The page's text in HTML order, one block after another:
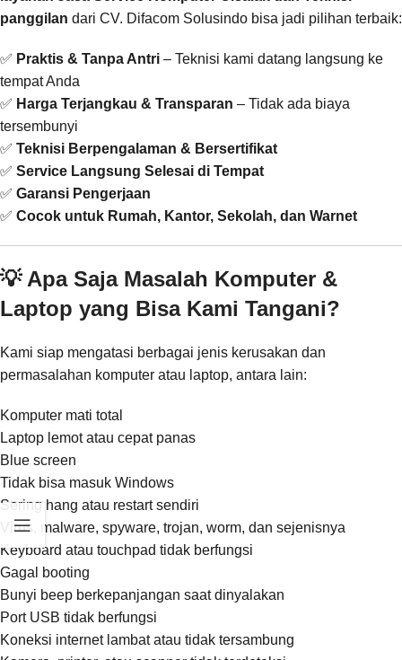
panggilan dari CV. Difacom Solusindo bisa jadi pilihan terbaik:
✅ Praktis & Tanpa Antri – Teknisi kami datang langsung ke
tempat Anda
✅ Harga Terjangkau & Transparan – Tidak ada biaya
tersembunyi
✅ Teknisi Berpengalaman & Bersertifikat
✅ Service Langsung Selesai di Tempat
✅ Garansi Pengerjaan
✅ Cocok untuk Rumah, Kantor, Sekolah, dan Warnet
💡 Apa Saja Masalah Komputer &
Laptop yang Bisa Kami Tangani?
Kami siap mengatasi berbagai jenis kerusakan dan
permasalahan komputer atau laptop, antara lain:
Komputer mati total
Laptop lemot atau cepat panas
Blue screen
Tidak bisa masuk Windows
Sering hang atau restart sendiri
Virus, malware, spyware, trojan, worm, dan sejenisnya
Keyboard atau touchpad tidak berfungsi
Gagal booting
Bunyi beep berkepanjangan saat dinyalakan
Port USB tidak berfungsi
Koneksi internet lambat atau tidak tersambung